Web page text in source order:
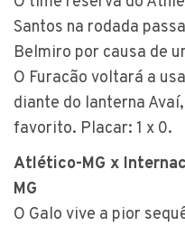
Santos na rodada
Belmiro por causa de
O Furacão voltará a
diante do lanterna
favorito. Placar: 1 x 0.
Atlético-MG x
MG
O Galo vive a pior